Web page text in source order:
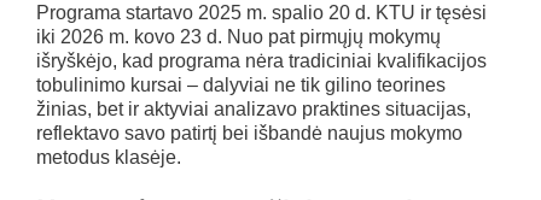
Programa startavo 2025 m. spalio 20 d. KTU ir tęsėsi
iki 2026 m. kovo 23 d. Nuo pat pirmųjų mokymų
išryškėjo, kad programa nėra tradiciniai kvalifikacijos
tobulinimo kursai – dalyviai ne tik gilino teorines
žinias, bet ir aktyviai analizavo praktines situacijas,
reflektavo savo patirtį bei išbandė naujus mokymo
metodus klasėje.